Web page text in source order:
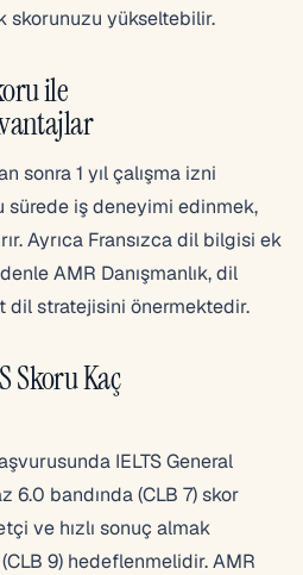
skorunuzu yükseltebilir.
ile
sonra 1 yıl çalışma izni
sürede iş deneyimi edinmek,
Ayrıca Fransızca dil bilgisi ek
AMR Danışmanlık, dil
stratejisini önermektedir.
Skoru Kaç
IELTS General
6.0 bandında (CLB 7) skor
ve hızlı sonuç almak
9) hedeflenmelidir. AMR